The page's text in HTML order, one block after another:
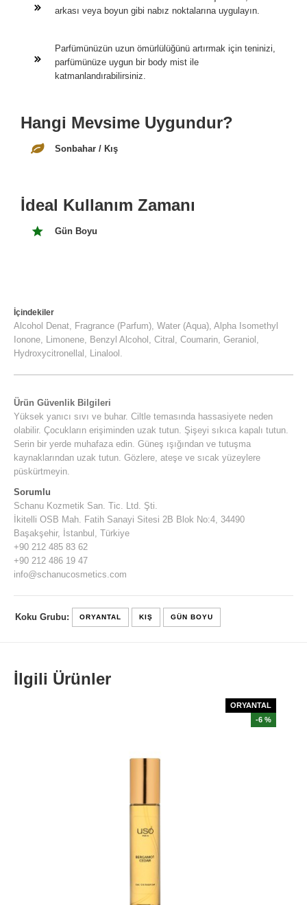
arkası veya boyun gibi nabız noktalarına uygulayın.
Parfümünüzün uzun ömürlülüğünü artırmak için teninizi,
parfümünüze uygun bir body mist ile
katmanlandırabilirsiniz.
Ürün Güvenlik Bilgileri
Yüksek yanıcı sıvı ve buhar. Ciltle temasında hassasiyete neden
olabilir. Çocukların erişiminden uzak tutun. Şişeyi sıkıca kapalı tutun.
Serin bir yerde muhafaza edin. Güneş ışığından ve tutuşma
kaynaklarından uzak tutun. Gözlere, ateşe ve sıcak yüzeylere
püskürtmeyin.
Sorumlu
Schanu Kozmetik San. Tic. Ltd. Şti.
İkitelli OSB Mah. Fatih Sanayi Sitesi 2B Blok No:4, 34490
Başakşehir, İstanbul, Türkiye
+90 212 485 83 62
+90 212 486 19 47
info@schanucosmetics.com
Hangi Mevsime Uygundur?
Sonbahar / Kış
İdeal Kullanım Zamanı
Gün Boyu
İçindekiler
Alcohol Denat, Fragrance (Parfum), Water (Aqua), Alpha Isomethyl
Ionone, Limonene, Benzyl Alcohol, Citral, Coumarin, Geraniol,
Hydroxycitronellal, Linalool.
Koku Grubu: ORYANTAL KIŞ GÜN BOYU
İlgili Ürünler
ORYANTAL
-6 %